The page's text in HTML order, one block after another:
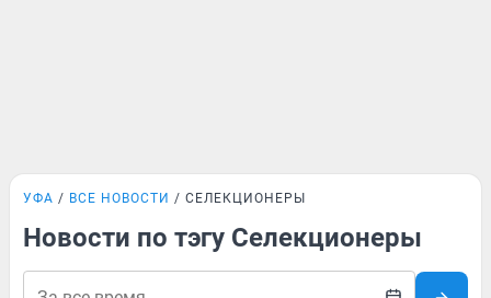
УФА ВСЕ НОВОСТИ СЕЛЕКЦИОНЕРЫ
Новости по тэгу Селекционеры